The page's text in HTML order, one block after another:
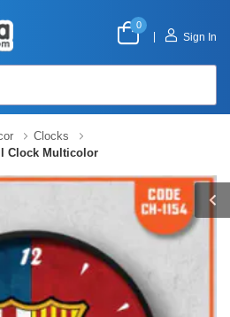
0
Sign In
Clocks
Clock Multicolor